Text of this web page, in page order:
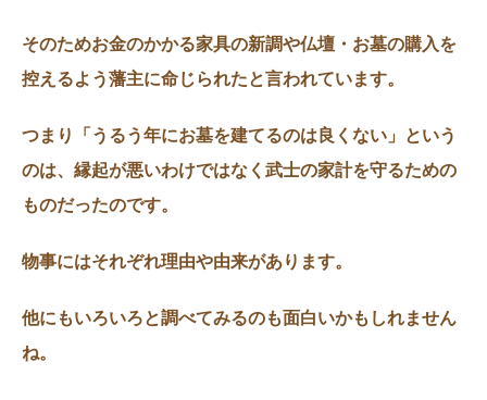
そのためお金のかかる家具の新調や仏壇・お墓の購入を
控えるよう藩主に命じられたと言われています。
つまり「うるう年にお墓を建てるのは良くない」という
のは、縁起が悪いわけではなく武士の家計を守るための
ものだったのです。
物事にはそれぞれ理由や由来があります。
他にもいろいろと調べてみるのも面白いかもしれません
ね。